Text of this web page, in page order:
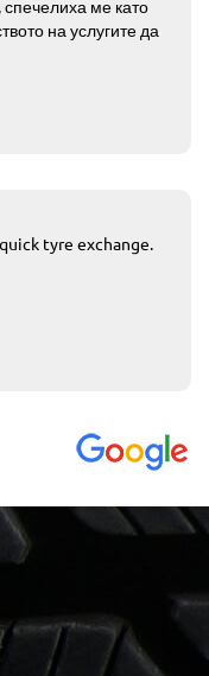
ме като
на услугите да
tyre exchange.